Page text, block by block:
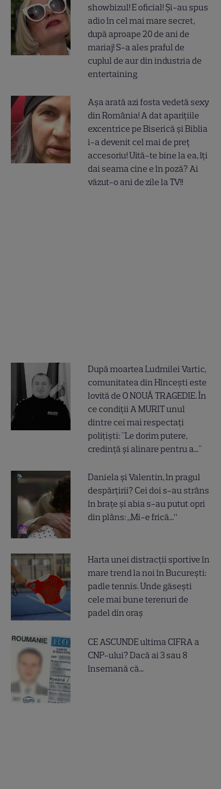
showbizul! E oficial! Și-au spus
adio în cel mai mare secret,
după aproape 20 de ani de
mariaj! S-a ales praful de
cuplul de aur din industria de
entertaining
Așa arată azi fosta vedetă sexy
din România! A dat aparițiile
excentrice pe Biserică și Biblia
i-a devenit cel mai de preț
accesoriu! Uită-te bine la ea, îți
dai seama cine e în poză? Ai
văzut-o ani de zile la TV!!
După moartea Ludmilei Vartic,
comunitatea din Hîncești este
lovită de O NOUĂ TRAGEDIE. În
ce condiții A MURIT unul
dintre cei mai respectați
polițiști: "Le dorim putere,
credință și alinare pentru a..."
Daniela și Valentin, în pragul
despărțirii? Cei doi s-au strâns
în brațe și abia s-au putut opri
din plâns: „Mi-e frică...”
Harta unei distracții sportive în
mare trend la noi în București:
padle tennis. Unde găsești
cele mai bune terenuri de
padel din oraș
CE ASCUNDE ultima CIFRA a
CNP-ului? Dacă ai 3 sau 8
însemană că...